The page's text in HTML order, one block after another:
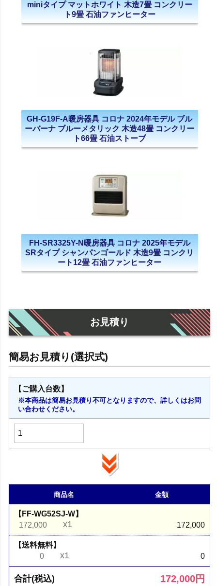
miniタイプ マットホワイト 木造7畳 コンクリー
ト9畳 石油ファンヒーター
GH-G19F-A暖房器具 コロナ 2024年モデル ブル
ーバーナ ブルーメタリック 木造48畳 コンクリー
ト66畳 石油ストーブ
FH-SR3325Y-N暖房器具 コロナ 2025年モデル
SRタイプ シャンパンゴールド 木造9畳 コンクリ
ート12畳 石油ファンヒーター
お見積り
【ご購入台数】
※本商品は簡易お見積り不可となりますので、詳しくはお問
い合わせください。
商品名 金額
【FF-WG52SJ-W】
172,000
x1 172,000
【送料無料】
0
x1 0
合計(税込) 172,000円